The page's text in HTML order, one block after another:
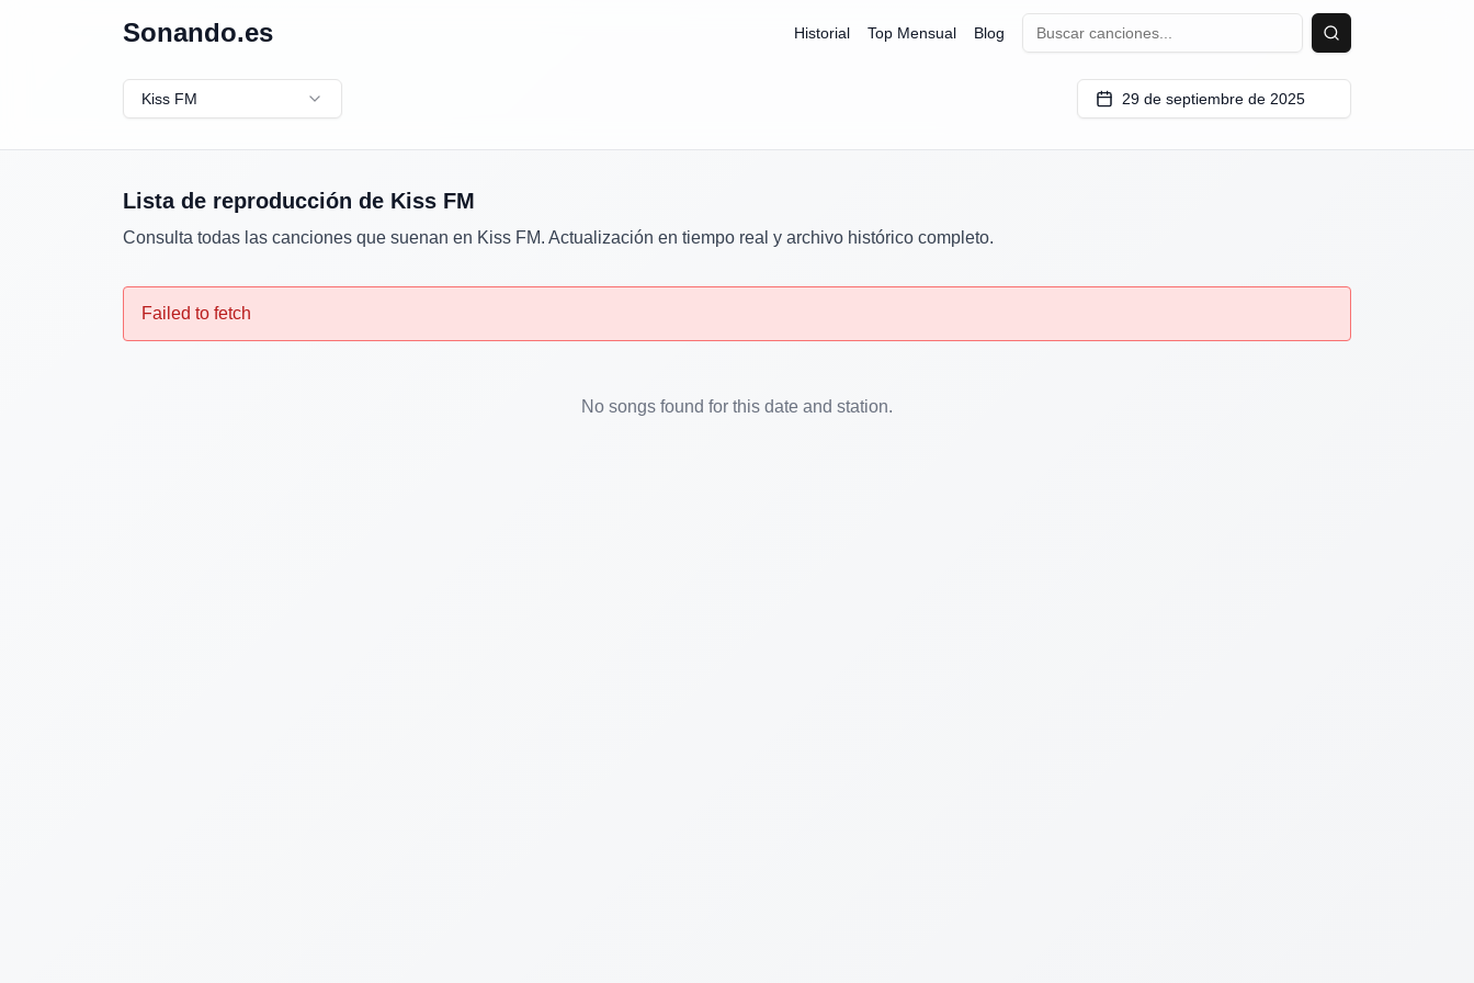
Sonando.es Historial Top Mensual Blog
Buscar
Kiss FM 29 de septiembre de 2025
Lista de reproducción de Kiss FM
Consulta todas las canciones que suenan en Kiss FM. Actualización en tiempo real y archivo histórico completo.
Failed to fetch
No songs found for this date and station.